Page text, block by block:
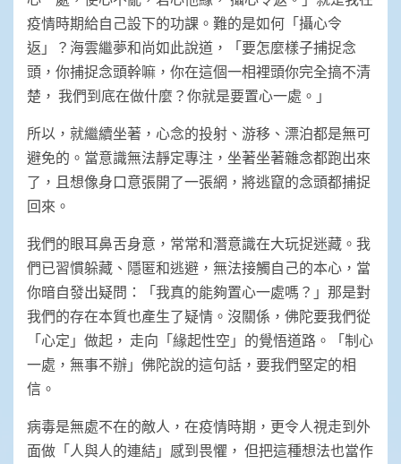
疫情時期給自己設下的功課。難的是如何「攝心令
返」？海雲繼夢和尚如此說道，「要怎麼樣子捕捉念
頭，你捕捉念頭幹嘛，你在這個一相裡頭你完全搞不清
楚， 我們到底在做什麼？你就是要置心一處。」
所以，就繼續坐著，心念的投射、游移、漂泊都是無可
避免的。當意識無法靜定專注，坐著坐著雜念都跑出來
了，且想像身口意張開了一張網，將逃竄的念頭都捕捉
回來。
我們的眼耳鼻舌身意，常常和潛意識在大玩捉迷藏。我
們已習慣躲藏、隱匿和逃避，無法接觸自己的本心，當
你暗自發出疑問：「我真的能夠置心一處嗎？」那是對
我們的存在本質也產生了疑情。沒關係，佛陀要我們從
「心定」做起， 走向「緣起性空」的覺悟道路。「制心
一處，無事不辦」佛陀說的這句話，要我們堅定的相
信。
病毒是無處不在的敵人，在疫情時期，更令人視走到外
面做「人與人的連結」感到畏懼， 但把這種想法也當作